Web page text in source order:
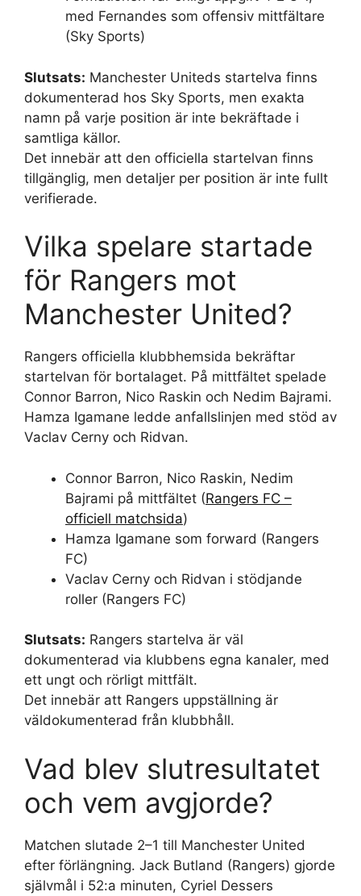
med Fernandes som offensiv mittfältare
(Sky Sports)
Slutsats: Manchester Uniteds startelva finns
dokumenterad hos Sky Sports, men exakta
namn på varje position är inte bekräftade i
samtliga källor.
Det innebär att den officiella startelvan finns
tillgänglig, men detaljer per position är inte fullt
verifierade.
Vilka spelare startade
för Rangers mot
Manchester United?
Rangers officiella klubbhemsida bekräftar
startelvan för bortalaget. På mittfältet spelade
Connor Barron, Nico Raskin och Nedim Bajrami.
Hamza Igamane ledde anfallslinjen med stöd av
Vaclav Cerny och Ridvan.
Connor Barron, Nico Raskin, Nedim
Bajrami på mittfältet (Rangers FC –
officiell matchsida)
Hamza Igamane som forward (Rangers
FC)
Vaclav Cerny och Ridvan i stödjande
roller (Rangers FC)
Slutsats: Rangers startelva är väl
dokumenterad via klubbens egna kanaler, med
ett ungt och rörligt mittfält.
Det innebär att Rangers uppställning är
väldokumenterad från klubbhåll.
Vad blev slutresultatet
och vem avgjorde?
Matchen slutade 2–1 till Manchester United
efter förlängning. Jack Butland (Rangers) gjorde
självmål i 52:a minuten, Cyriel Dessers